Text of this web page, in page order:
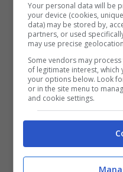
I cellulari moderni
funzionalità che non
dello smartphone c’è
buco che svolge
Chi ha un telefono
notato: è presente
inferiore. Con molta
maggioranza delle
per questo motivo,
rimediare. Non
per la NanoSim o per
Your personal data will be
your device (cookies,
data) may be stored by,
partners, or used
may use precise
Some vendors may
of legitimate interest,
your options below. Look
or in the site menu to
and cookie settings.